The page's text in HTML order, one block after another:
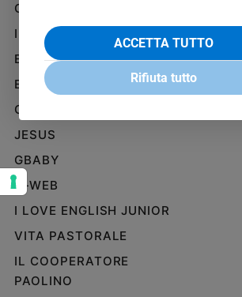
Volontariato
Diritti
Aziende
di
valore
della
settimana
Migranti
Diversità
e
inclusione
Costume
Cultura
e
GAZZETTA D'ALBA
IL GIORNALINO
EDICOLA SAN PAOLO
EDIZIONI SAN PAOLO
CREDERE
JESUS
GBABY
G-WEB
I LOVE ENGLISH JUNIOR
VITA PASTORALE
IL COOPERATORE
PAOLINO
ACCETTA TUTTO
Rifiuta tutto